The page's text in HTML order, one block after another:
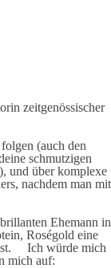
zeitgenössischer
(auch den
schmutzigen
und über komplexe
nachdem man mit
Ehemann in
Roségold eine
ist. Ich würde mich
mich auf: